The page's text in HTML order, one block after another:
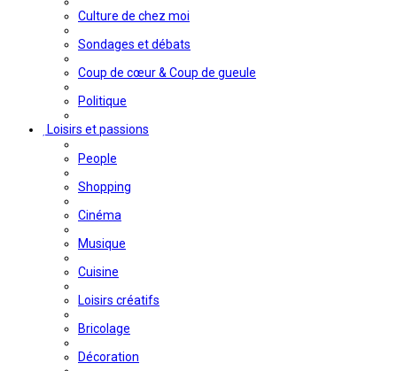
Culture de chez moi
Sondages et débats
Coup de cœur & Coup de gueule
Politique
Loisirs et passions
People
Shopping
Cinéma
Musique
Cuisine
Loisirs créatifs
Bricolage
Décoration